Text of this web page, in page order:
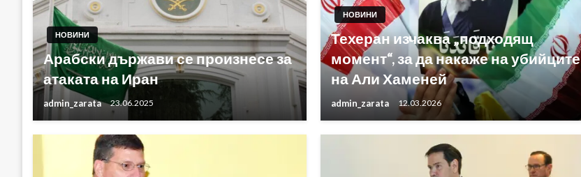
НОВИНИ
Арабски държави се произнесе за
атаката на Иран
admin_zarata 23.06.2025
НОВИНИ
Техеран изчаква „подходящ
момент“, за да накаже на убийците
на Али Хаменей
admin_zarata 12.03.2026